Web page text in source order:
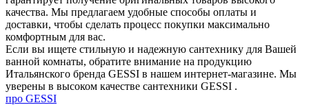
качества. Мы предлагаем удобные способы оплаты и
доставки, чтобы сделать процесс покупки максимально
комфортным для вас.
Если вы ищете стильную и надежную сантехнику для Вашей
ванной комнаты, обратите внимание на продукцию
Итальянского бренда GESSI в нашем интернет-магазине. Мы
уверены в высоком качестве сантехники GESSI .
про GESSI